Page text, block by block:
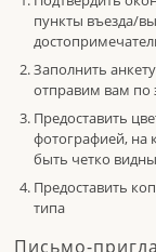
пункты въезда/
Заполнить
отправим вам по
Предоставить
фотографией, на
быть четко
Предоставить
типа
Письмо-